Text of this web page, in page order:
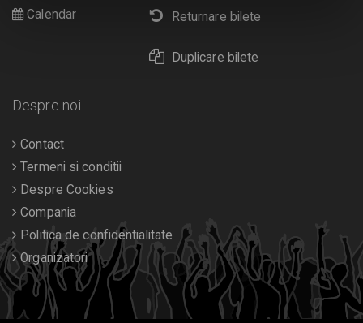
Returnare bilete
Duplicare bilete
Calendar
Despre noi
Contact
Termeni si conditii
Despre Cookies
Compania
Politica de confidentialitate
Organizatori